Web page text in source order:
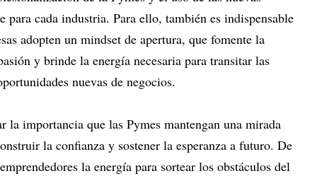
para cada industria. Para ello, también es indispensable
adopten un mindset de apertura, que fomente la
y brinde la energía necesaria para transitar las
nuevas de negocios.
la importancia que las Pymes mantengan una mirada
la confianza y sostener la esperanza a futuro. De
la energía para sortear los obstáculos del